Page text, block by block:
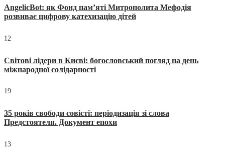
AngelicBot: як Фонд пам’яті Митрополита Мефодія
розвиває цифрову катехизацію дітей
12
Світові лідери в Києві: богословський погляд на день
міжнародної солідарності
19
35 років свободи совісті: періодизація зі слова
Предстоятеля. Документ епохи
13